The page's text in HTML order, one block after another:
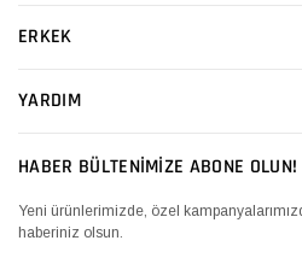
ERKEK
YARDIM
HABER BÜLTENİMİZE ABONE OLUN!
Yeni ürünlerimizde, özel
haberiniz olsun.